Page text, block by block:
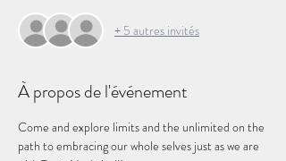
+ 5 autres invités
À propos de l'événement
Come and explore limits and the unlimited on the
path to embracing our whole selves just as we are